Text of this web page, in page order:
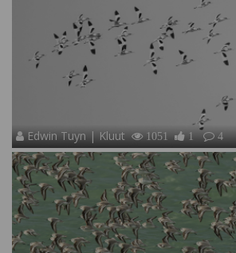
Edwin Tuyn | Kluut 1051 1 4